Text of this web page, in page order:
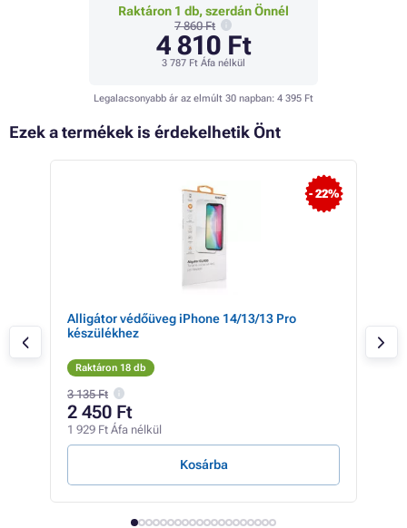
Raktáron 1 db, szerdán Önnél
7 860 Ft
4 810 Ft
3 787 Ft Áfa nélkül
Legalacsonyabb ár az elmúlt 30 napban: 4 395 Ft
Ezek a termékek is érdekelhetik Önt
- 22%
Alligátor védőüveg iPhone 14/13/13 Pro
készülékhez
Raktáron 18 db
3 135 Ft
2 450 Ft
1 929 Ft Áfa nélkül
Kosárba